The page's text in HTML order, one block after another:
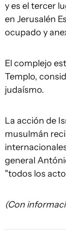
y es el tercer
en Jerusalén
ocupado y
El complejo
Templo,
judaísmo.
La acción de
musulmán
general
"todos los
(Con